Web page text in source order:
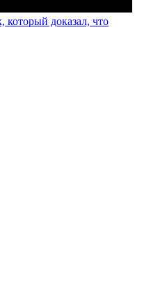
доказал, что